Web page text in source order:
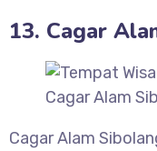
13. Cagar
Cagar Alam
Cagar Alam